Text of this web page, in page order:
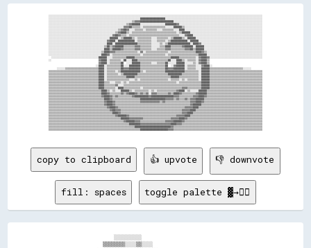
░░░░░░░░░░░░░░░░░░░░░░░░░░░░░░░░░░░░░░░░░░░░░░░░░░░░░░░░░░░░░░░░░░██████████████████░░░░░░░░░░░░░░░░░░░░░░░░░░░░░░░░░░░░░░░░░░░░░░░░░░░░░░░░░░░░░░░░░░░░░░
░░░░░░░░░░░░░░░░░░░░░░░░░░░░░░░░░░░░░░░░░░░░░░░░░░░░░░░░░░░░▒▒▓▓▓▓████████████████████████░░░░░░░░░░░░░░░░░░░░░░░░░░░░░░░░░░░░░░░░░░░░░░░░░░░░░░░░░░░░░░░░
░░░░░░░░░░░░░░░░░░░░░░░░░░░░░░░░░░░░░░░░░░░░░░░░░░░░░░░░▒▒▓▓██████░░░░░░░░░░░░░░░░░░████████▓▓░░░░░░░░░░░░░░░░░░░░░░░░░░░░░░░░░░░░░░░░░░░░░░░░░░░░░░░░░░░░
░░░░░░░░░░░░░░░░░░░░░░░░░░░░░░░░░░░░░░░░░░░░░░░░░░░░░░▓▓▓▓██▒▒▒▒▒▒░░▒▒▒▒▒▒▒▒▒▒▒▒▒▒▒▒░░░░░░██████▒▒░░░░░░░░░░░░░░░░░░░░░░░░░░░░░░░░░░░░░░░░░░░░░░░░░░░░░░░░
░░░░░░░░░░░░░░░░░░░░░░░░░░░░░░░░░░░░░░░░░░░░░░░░░░▒▒▓▓██▓▓░░░░▒▒▒▒▒▒░░▒▒▒▒▒▒▒▒░░░░▒▒▒▒▒▒▒▒░░░░████░░░░░░░░░░░░░░░░░░░░░░░░░░░░░░░░░░░░░░░░░░░░░░░░░░░░░░░░
░░░░░░░░░░░░░░░░░░░░░░░░░░░░░░░░░░░░░░░░░░░░░░░░▒▒▓▓████▒▒░░▒▒▒▒▒▒▒▒▒▒▒▒▒▒▒▒▒▒▒▒▒▒▒▒▒▒▒▒▒▒▒▒░░▒▒██████░░░░░░░░░░░░░░░░░░░░░░░░░░░░░░░░░░░░░░░░░░░░░░░░░░░░
░░░░░░░░░░░░░░░░░░░░░░░░░░░░░░░░░░░░░░░░░░░░░░▓▓██▓▓▒▒▒▒░░▒▒▒▒▒▒▒▒▒▒▒▒▒▒▒▒▒▒▒▒▒▒▒▒▒▒▒▒▒▒▒▒▒▒▒▒░░░░▓▓████░░░░░░░░░░░░░░░░░░░░░░░░░░░░░░░░░░░░░░░░░░░░░░░░░░
░░░░░░░░░░░░░░░░░░░░░░░░░░░░░░░░░░░░░░░░░░░░██████░░▒▒██████▒▒░░▒▒▒▒▒▒▒▒▒▒░░░░▒▒▒▒▒▒▒▒░░▒▒██████▒▒░░██████░░░░░░░░░░░░░░░░░░░░░░░░░░░░░░░░░░░░░░░░░░░░░░░░
░░░░░░░░░░░░░░░░░░░░░░░░░░░░░░░░░░░░░░░░░░▓▓████░░████████████░░▒▒▒▒▒▒▒▒▒▒░░░░▒▒▒▒▒▒░░▒▒████████████░░██████░░░░░░░░░░░░░░░░░░░░░░░░░░░░░░░░░░░░░░░░░░░░░░
░░░░░░░░░░░░░░░░░░░░░░░░░░░░░░░░░░░░░░░░░░████░░████████████████▒▒▒▒▒▒▒▒▒▒░░░░░░▒▒░░▒▒████████████████░░████▓▓░░░░░░░░░░░░░░░░░░░░░░░░░░░░░░░░░░░░░░░░░░░░
░░░░░░░░░░░░░░░░░░░░░░░░░░░░░░░░░░░░░░░░▒▒██▒▒▓▓██████▒▒▒▒▒▒▒▒▓▓▓▓▒▒▒▒▒▒▒▒░░░░░░▒▒▒▒████▒▒▒▒▒▒▒▒▓▓██████░░██████░░░░░░░░░░░░░░░░░░░░░░░░░░░░░░░░░░░░░░░░░░
░░░░░░░░░░░░░░░░░░░░░░░░░░░░░░░░░░░░░░░░████▒▒██████▓▓▒▒▒▒▒▒▒▒▓▓▓▓▒▒▒▒▒▒▒▒░░░░▒▒▒▒▒▒▓▓▓▓▒▒▒▒▒▒▒▒▒▒▓▓▓▓██▒▒██████░░░░░░░░░░░░░░░░░░░░░░░░░░░░░░░░░░░░░░░░░░
░░░░░░░░░░░░░░░░░░░░░░░░░░░░░░░░░░░░░░▒▒████▓▓▓▓▒▒▒▒▒▒▒▒▒▒▒▒▒▒▒▒░░▓▓░░▒▒▒▒▒▒▒▒▒▒▒▒▒▒▒▒░░▒▒▒▒▒▒▒▒▒▒▒▒▒▒▒▒▒▒████▓▓▒▒░░░░░░░░░░░░░░░░░░░░░░░░░░░░░░░░░░░░░░░░
░░░░░░░░░░░░░░░░░░░░░░░░░░░░░░░░░░░░░░████▓▓░░▒▒▒▒▒▒▒▒▒▒▒▒▒▒▒▒▒▒▒▒░░▒▒▒▒▒▒▒▒▒▒▒▒▒▒▒▒░░▒▒▒▒▒▒▒▒▒▒▒▒▒▒▒▒▒▒▒▒▒▒██████░░░░░░░░░░░░░░░░░░░░░░░░░░░░░░░░░░░░░░░░
  ░░░░░░░░░░░░░░░░░░░░░░░░░░░░░░░░░░██████░░░░▒▒▒▒▒▒▒▒▒▒██████▒▒▒▒▒▒▒▒▒▒▒▒▒▒▒▒▒▒▒▒▒▒▒▒▒▒██████▒▒▒▒▒▒▒▒▒▒▒▒░░▓▓████▓▓░░░░░░░░░░░░░░░░░░░░░░░░░░░░░░░░░░░░░░
░░                                  ▓▓████░░▒▒▒▒▒▒▒▒░░██░░░░████▒▒▒▒▒▒▒▒▒▒▒▒▒▒▒▒▒▒▒▒▒▒██░░░░████▒▒░░▒▒▒▒▒▒░░▓▓████▒▒
                                    ▓▓████░░▒▒▒▒▒▒▒▒██  ░░░░██████▒▒▒▒▒▒▒▒░░░░▒▒▒▒▒▒██░░░░░░██████░░░░░░▒▒░░▓▓████▒▒
                                  ░░████░░▒▒▒▒▒▒▒▒▒▒██░░░░████████▒▒▒▒▒▒▒▒▒▒▒▒▒▒▒▒▒▒██  ░░▓▓██████░░▒▒▒▒▒▒░░░░▓▓████░░
      ░░░░░░▒▒▒▒▒▒▒▒▒▒▒▒▒▒▒▒▒▒▒▒▒▒▒▒████░░▒▒▒▒▒▒▒▒▒▒██▓▓▓▓████████▒▒▒▒▒▒▒▒▒▒▒▒▒▒▒▒▒▒██▓▓▓▓████████░░▒▒▒▒▒▒░░░░██████▒▒▒▒▒▒▒▒▒▒▒▒▒▒▒▒▒▒▒▒▒▒▒▒░░░░░░
▒▒▒▒▒▒▒▒▒▒▒▒▒▒▒▒▒▒▒▒▒▒▒▒▒▒▒▒▒▒▒▒▒▒▒▒████░░▒▒▒▒▒▒░░▒▒██████████████▒▒░░▒▒▒▒▒▒▒▒▒▒▒▒▒▒██████████████▒▒▒▒▒▒▒▒▒▒░░██████▒▒▒▒▒▒▒▒▒▒▒▒▒▒▒▒▒▒▒▒▒▒▒▒▒▒▒▒▒▒▒▒▒▒▒▒▒▒
▒▒▒▒▒▒▒▒▒▒▒▒▒▒▒▒▒▒▒▒▒▒▒▒▒▒▒▒▒▒▒▒▒▒▒▒████░░▒▒▒▒▒▒▒▒░░▒▒██████████▒▒▒▒▒▒▒▒▒▒▒▒▒▒▒▒▒▒▒▒▒▒██████████▒▒▒▒▒▒▒▒▒▒▒▒░░██████▒▒▒▒▒▒▒▒▒▒▒▒▒▒▒▒▒▒▒▒▒▒▒▒▒▒▒▒▒▒▒▒▒▒▒▒▒▒
▒▒▒▒▒▒▒▒▒▒▒▒▒▒▒▒▒▒▒▒▒▒▒▒▒▒▒▒▒▒▒▒▒▒▒▒████░░▒▒▒▒▒▒▒▒▒▒▒▒▒▒██████▒▒▒▒▒▒▒▒▒▒▒▒▒▒▒▒▒▒▒▒▒▒▒▒▒▒██████▒▒▒▒▒▒▒▒▒▒▒▒▒▒░░██████▒▒▒▒▒▒▒▒▒▒▒▒▒▒▒▒▒▒▒▒▒▒▒▒▒▒▒▒▒▒▒▒▒▒▒▒▒▒
▒▒▒▒▒▒▒▒▒▒▒▒▒▒▒▒▒▒▒▒▒▒▒▒▒▒▒▒▒▒▒▒▒▒▒▒████░░▒▒▒▒▒▒▒▒▒▒▒▒▒▒▒▒░░░░▒▒░░▒▒▒▒▒▒▒▒▒▒▒▒▒▒▒▒▒▒▒▒░░▒▒▒▒▒▒░░▒▒░░▒▒▒▒▒▒▒▒░░██████▒▒▒▒▒▒▒▒▒▒▒▒▒▒▒▒▒▒▒▒▒▒▒▒▒▒▒▒▒▒▒▒▒▒▒▒▒▒
▒▒▒▒▒▒▒▒▒▒▒▒▒▒▒▒▒▒▒▒▒▒▒▒▒▒▒▒▒▒▒▒▒▒▒▒████▒▒▒▒░░░░▒▒▒▒░░▒▒░░▒▒▒▒▒▒▒▒▒▒▒▒▒▒▒▒▒▒▒▒▒▒▒▒▒▒▒▒▒▒▒▒▒▒░░▒▒▒▒▒▒▒▒▒▒▒▒▒▒▒▒██████▒▒▒▒▒▒▒▒▒▒▒▒▒▒▒▒▒▒▒▒▒▒▒▒▒▒▒▒▒▒▒▒▒▒▒▒▒▒
▒▒▒▒▒▒▒▒▒▒▒▒▒▒▒▒▒▒▒▒▒▒▒▒▒▒▒▒▒▒▒▒▒▒▒▒████▒▒▒▒▒▒▒▒▓▓░░░░▒▒▒▒▒▒▒▒▒▒▒▒▒▒▒▒▒▒▒▒▒▒▒▒▒▒▒▒▒▒▒▒▒▒▒▒▒▒▒▒▒▒▒▒▒▒▒▒▒▒▒▒▒▒▒▒██████▒▒▒▒▒▒▒▒▒▒▒▒▒▒▒▒▒▒▒▒▒▒▒▒▒▒▒▒▒▒▒▒▒▒▒▒▒▒
▒▒▒▒▒▒▒▒▒▒▒▒▒▒▒▒▒▒▒▒▒▒▒▒▒▒▒▒▒▒▒▒▒▒▒▒████▒▒▒▒▒▒▒▒░░████▒▒▒▒▒▒▒▒▒▒▒▒░░▒▒▒▒▒▒▒▒▒▒▒▒▒▒▒▒▒▒▒▒▒▒▒▒▒▒▒▒▓▓▓▓▒▒▒▒▒▒▒▒▒▒██████▒▒▒▒▒▒▒▒▒▒▒▒▒▒▒▒▒▒▒▒▒▒▒▒▒▒▒▒▒▒▒▒▒▒▒▒▒▒
▒▒▒▒▒▒▒▒▒▒▒▒▒▒▒▒▒▒▒▒▒▒▒▒▒▒▒▒▒▒▒▒▒▒▒▒▒▒████▒▒░░▒▒░░░░██████▒▒░░▒▒▒▒▒▒▒▒▒▒░░▒▒░░▒▒▒▒▒▒▒▒▒▒▒▒▒▒▓▓████░░▒▒░░░░░░██████▒▒▒▒▒▒▒▒▒▒▒▒▒▒▒▒▒▒▒▒▒▒▒▒▒▒▒▒▒▒▒▒▒▒▒▒▒▒▒▒
▒▒▒▒▒▒▒▒▒▒▒▒▒▒▒▒▒▒▒▒▒▒▒▒▒▒▒▒▒▒▒▒▒▒▒▒▒▒████▓▓▒▒▒▒▒▒▒▒▓▓▒▒▓▓████▓▓▒▒▓▓▒▒▓▓░░▓▓▓▓▒▒▒▒▒▒▒▒▓▓▒▒████▓▓▒▒▒▒▒▒▒▒▒▒▓▓██████▒▒▒▒▒▒▒▒▒▒▒▒▒▒▒▒▒▒▒▒▒▒▒▒▒▒▒▒▒▒▒▒▒▒▒▒▒▒▒▒
▒▒▒▒▒▒▒▒▒▒▒▒▒▒▒▒▒▒▒▒▒▒▒▒▒▒▒▒▒▒▒▒▒▒▒▒▒▒▓▓████▓▓▒▒▓▓▒▒▒▒▒▒▒▒▒▒▓▓██████████▓▓████████████████▓▓▓▓▒▒▒▒▒▒▒▒▒▒▓▓▓▓████▓▓▒▒▒▒▒▒▒▒▒▒▒▒▒▒▒▒▒▒▒▒▒▒▒▒▒▒▒▒▒▒▒▒▒▒▒▒▒▒▒▒
▒▒▒▒▒▒▒▒▒▒▒▒▒▒▒▒▒▒▒▒▒▒▒▒▒▒▒▒▒▒▒▒▒▒▒▒▒▒▒▒████▓▓▒▒▒▒▒▒▒▒▒▒▒▒▒▒▒▒▒▒▒▒██████████████████▓▓▓▓▓▓▒▒▓▓▒▒▒▒▓▓▒▒▓▓▓▓██████▒▒▒▒▒▒▒▒▒▒▒▒▒▒▒▒▒▒▒▒▒▒▒▒▒▒▒▒▒▒▒▒▒▒▒▒▒▒▒▒▒▒
▒▒▒▒▒▒▒▒▒▒▒▒▒▒▒▒▒▒▒▒▒▒▒▒▒▒▒▒▒▒▒▒▒▒▒▒▒▒▒▒▓▓████▓▓▒▒▒▒▒▒▒▒▒▒▒▒▒▒▒▒▒▒▓▓▓▓▓▓▓▓▓▓▓▓▓▓▒▒▓▓▒▒▒▒▒▒▒▒▒▒▒▒▒▒▒▒▒▒▓▓▓▓████▓▓▒▒▒▒▒▒▒▒▒▒▒▒▒▒▒▒▒▒▒▒▒▒▒▒▒▒▒▒▒▒▒▒▒▒▒▒▒▒▒▒▒▒
▒▒▒▒▒▒▒▒▒▒▒▒▒▒▒▒▒▒▒▒▒▒▒▒▒▒▒▒▒▒▒▒▒▒▒▒▒▒▒▒▓▓████▓▓▒▒▒▒▒▒▒▒▒▒▒▒▒▒▒▒▒▒▒▒▒▒▒▒▒▒▒▒▒▒▒▒▒▒▒▒▒▒▒▒▒▒▒▒▒▒▒▒▒▒▒▒▒▒▓▓██████▒▒▒▒▒▒▒▒▒▒▒▒▒▒▒▒▒▒▒▒▒▒▒▒▒▒▒▒▒▒▒▒▒▒▒▒▒▒▒▒▒▒▒▒
▒▒▒▒▒▒▒▒▒▒▒▒▒▒▒▒▒▒▒▒▒▒▒▒▒▒▒▒▒▒▒▒▒▒▒▒▒▒▒▒▒▒▓▓████▓▓▒▒▒▒▒▒▒▒▒▒▒▒▒▒▒▒▒▒▒▒▒▒▒▒▒▒▒▒▒▒▒▒▒▒▒▒▒▒▒▒▒▒▒▒▒▒▒▒▓▓▓▓▓▓████▒▒▒▒▒▒▒▒▒▒▒▒▒▒▒▒▒▒▒▒▒▒▒▒▒▒▒▒▒▒▒▒▒▒▒▒▒▒▒▒▒▒▒▒▒▒
▒▒▒▒▒▒▒▒▒▒▒▒▒▒▒▒▒▒▒▒▒▒▒▒▒▒▒▒▒▒▒▒▒▒▒▒▒▒▒▒▒▒▒▒▓▓██▓▓▓▓▒▒▒▒▒▒▒▒▒▒▒▒▒▒▒▒▒▒▒▒▒▒▒▒▒▒▒▒▒▒▒▒▒▒▒▒▒▒▒▒▒▒▒▒▓▓▓▓▓▓████▒▒▒▒▒▒▒▒▒▒▒▒▒▒▒▒▒▒▒▒▒▒▒▒▒▒▒▒▒▒▒▒▒▒▒▒▒▒▒▒▒▒▒▒▒▒▒▒
▒▒▒▒▒▒▒▒▒▒▒▒▒▒▒▒▒▒▒▒▒▒▒▒▒▒▒▒▒▒▒▒▒▒▒▒▒▒▒▒▒▒▒▒▒▒████▓▓▒▒▒▒▒▒▒▒▒▒▒▒▒▒▒▒▒▒▒▒▒▒▒▒▒▒▒▒▒▒▒▒▒▒▒▒▒▒▒▒▒▒▒▒▓▓▓▓████▒▒▒▒▒▒▒▒▒▒▒▒▒▒▒▒▒▒▒▒▒▒▒▒▒▒▒▒▒▒▒▒▒▒▒▒▒▒▒▒▒▒▒▒▒▒▒▒▒▒
▒▒▒▒▒▒▒▒▒▒▒▒▒▒▒▒▒▒▒▒▒▒▒▒▒▒▒▒▒▒▒▒▒▒▒▒▒▒▒▒▒▒▒▒▒▒▒▒▓▓██████▓▓▒▒▒▒▒▒▒▒▒▒▒▒▒▒▒▒▒▒▒▒▒▒▒▒▒▒▒▒▒▒▒▒▒▒▓▓▓▓▓▓████▒▒▒▒▒▒▒▒▒▒▒▒▒▒▒▒▒▒▒▒▒▒▒▒▒▒▒▒▒▒▒▒▒▒▒▒▒▒▒▒▒▒▒▒▒▒▒▒▒▒▒▒
▒▒▒▒▒▒▒▒▒▒▒▒▒▒▒▒▒▒▒▒▒▒▒▒▒▒▒▒▒▒▒▒▒▒▒▒▒▒▒▒▒▒▒▒▒▒▒▒▒▒▒▒██████▓▓▓▓▓▓▓▓▓▓▒▒▒▒▒▒▒▒▒▒▒▒▒▒▒▒▒▒▒▒▓▓▓▓▓▓████▓▓▒▒▒▒▒▒▒▒▒▒▒▒▒▒▒▒▒▒▒▒▒▒▒▒▒▒▒▒▒▒▒▒▒▒▒▒▒▒▒▒▒▒▒▒▒▒▒▒▒▒▒▒▒▒
▒▒▒▒▒▒▒▒▒▒▒▒▒▒▒▒▒▒▒▒▒▒▒▒▒▒▒▒▒▒▒▒▒▒▒▒▒▒▒▒▒▒▒▒▒▒▒▒▒▒▒▒▒▒▓▓██████▓▓▓▓▒▒▒▒▒▒▒▒▒▒▒▒▒▒▒▒▒▒▓▓▓▓▓▓██████▓▓▒▒▒▒▒▒▒▒▒▒▒▒▒▒▒▒▒▒▒▒▒▒▒▒▒▒▒▒▒▒▒▒▒▒▒▒▒▒▒▒▒▒▒▒▒▒▒▒▒▒▒▒▒▒▒▒
▒▒▒▒▒▒▒▒▒▒▒▒▒▒▒▒▒▒▒▒▒▒▒▒▒▒▒▒▒▒▒▒▒▒▒▒▒▒▒▒▒▒▒▒▒▒▒▒▒▒▒▒▒▒▒▒▒▒████████▓▓▓▓▓▓▓▓▓▓▓▓▓▓▓▓▓▓▓▓▓▓████▓▓▓▓▒▒▒▒▒▒▒▒▒▒▒▒▒▒▒▒▒▒▒▒▒▒▒▒▒▒▒▒▒▒▒▒▒▒▒▒▒▒▒▒▒▒▒▒▒▒▒▒▒▒▒▒▒▒▒▒▒▒
▒▒▒▒▒▒▒▒▒▒▒▒▒▒▒▒▒▒▒▒▒▒▒▒▒▒▒▒▒▒▒▒▒▒▒▒▒▒▒▒▒▒▒▒▒▒▒▒▒▒▒▒▒▒▒▒▒▒▒▒▒▒██████████████████████████▓▓▒▒▒▒▒▒▒▒▒▒▒▒▒▒▒▒▒▒▒▒▒▒▒▒▒▒▒▒▒▒▒▒▒▒▒▒▒▒▒▒▒▒▒▒▒▒▒▒▒▒▒▒▒▒▒▒▒▒▒▒▒▒▒▒
copy to clipboard 👍 upvote 👎 downvote
fill: spaces toggle palette ▓→✊🏽
                    ░░░░░░░░░░
                ▒▒▒▒▒▒▒▒░░░░▒▒░░░░